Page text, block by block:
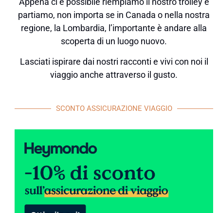
partiamo, non importa se in Canada o nella nostra
regione, la Lombardia, l’importante è andare alla
scoperta di un luogo nuovo.
Lasciati ispirare dai nostri racconti e vivi con noi il
viaggio anche attraverso il gusto.
SCONTO ASSICURAZIONE VIAGGIO